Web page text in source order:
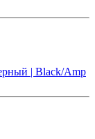
| Black/Amp